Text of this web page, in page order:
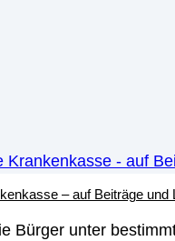
– auf Beiträge und
Bürger unter